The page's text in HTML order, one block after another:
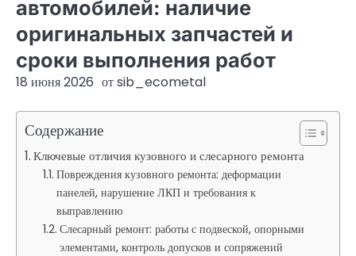
автомобилей: наличие
оригинальных запчастей и
сроки выполнения работ
18 июня 2026 отsib_ecometal
Содержание
Ключевые отличия кузовного и слесарного ремонта
Повреждения кузовного ремонта: деформации
панелей, нарушение ЛКП и требования к
выправлению
Слесарный ремонт: работы с подвеской, опорными
элементами, контроль допусков и сопряжений